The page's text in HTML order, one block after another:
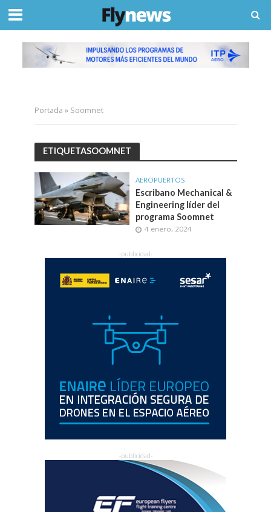
Portada » Soomnet
ETIQUETASOOMNET
AEROPUERTOS
Escribano Mechanical &
Engineering líder del
programa Soomnet
4 enero, 2024